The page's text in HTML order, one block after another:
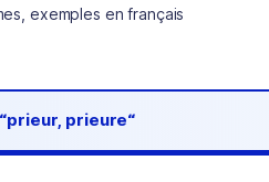
exemples en français
“prieur, prieure“